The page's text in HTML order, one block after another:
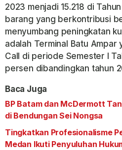
2023 menjadi 15.218 di
barang yang berkontribusi
menyumbang peningkatan
adalah Terminal Batu Ampar
Call di periode Semester I
persen dibandingkan tahun
Baca Juga
BP Batam dan McDermott
di Bendungan Sei Nongsa
Tingkatkan Profesionalisme
Medan Ikuti Penyuluhan